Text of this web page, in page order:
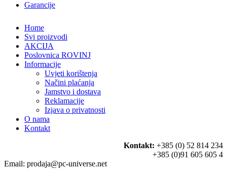
Garancije
Home
Svi proizvodi
AKCIJA
Poslovnica ROVINJ
Informacije
Uvjeti korištenja
Načini plaćanja
Jamstvo i dostava
Reklamacije
Izjava o privatnosti
O nama
Kontakt
Kontakt: +385 (0) 52 814 234
+385 (0)91 605 605 4
Email: prodaja@pc-universe.net